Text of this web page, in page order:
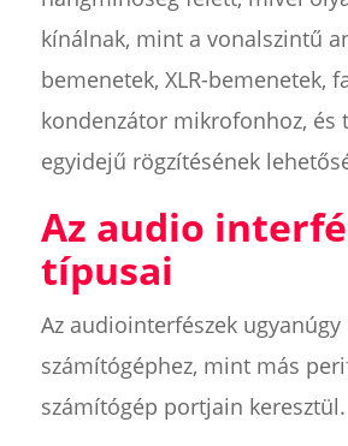
kínálnak, mint a vonalszintű
bemenetek, XLR-bemenetek,
kondenzátor mikrofonhoz, és
egyidejű rögzítésének
Az audio
típusai
Az audiointerfészek ugyanúgy
számítógéphez, mint más
számítógép portjain keresztül.